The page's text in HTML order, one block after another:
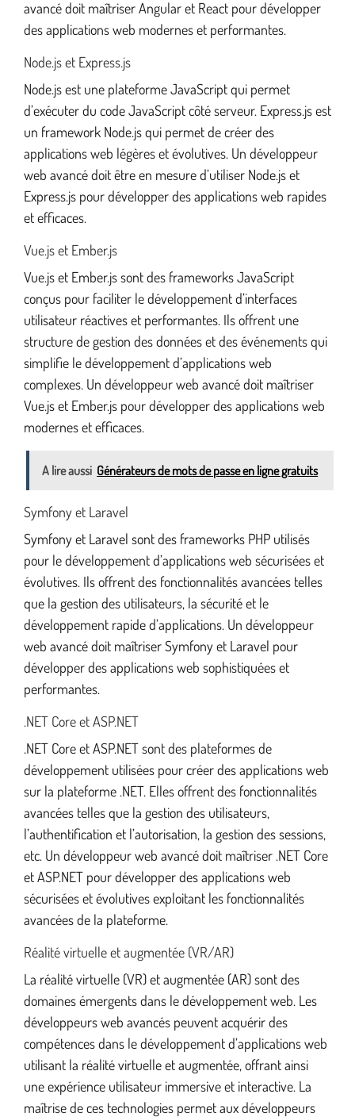
avancé doit maîtriser Angular et React pour développer
des applications web modernes et performantes.
Node.js et Express.js
Node.js est une plateforme JavaScript qui permet
d’exécuter du code JavaScript côté serveur. Express.js est
un framework Node.js qui permet de créer des
applications web légères et évolutives. Un développeur
web avancé doit être en mesure d’utiliser Node.js et
Express.js pour développer des applications web rapides
et efficaces.
Vue.js et Ember.js
Vue.js et Ember.js sont des frameworks JavaScript
conçus pour faciliter le développement d’interfaces
utilisateur réactives et performantes. Ils offrent une
structure de gestion des données et des événements qui
simplifie le développement d’applications web
complexes. Un développeur web avancé doit maîtriser
Vue.js et Ember.js pour développer des applications web
modernes et efficaces.
A lire aussi Générateurs de mots de passe en ligne gratuits
Symfony et Laravel
Symfony et Laravel sont des frameworks PHP utilisés
pour le développement d’applications web sécurisées et
évolutives. Ils offrent des fonctionnalités avancées telles
que la gestion des utilisateurs, la sécurité et le
développement rapide d’applications. Un développeur
web avancé doit maîtriser Symfony et Laravel pour
développer des applications web sophistiquées et
performantes.
.NET Core et ASP.NET
.NET Core et ASP.NET sont des plateformes de
développement utilisées pour créer des applications web
sur la plateforme .NET. Elles offrent des fonctionnalités
avancées telles que la gestion des utilisateurs,
l’authentification et l’autorisation, la gestion des sessions,
etc. Un développeur web avancé doit maîtriser .NET Core
et ASP.NET pour développer des applications web
sécurisées et évolutives exploitant les fonctionnalités
avancées de la plateforme.
Réalité virtuelle et augmentée (VR/AR)
La réalité virtuelle (VR) et augmentée (AR) sont des
domaines émergents dans le développement web. Les
développeurs web avancés peuvent acquérir des
compétences dans le développement d’applications web
utilisant la réalité virtuelle et augmentée, offrant ainsi
une expérience utilisateur immersive et interactive. La
maîtrise de ces technologies permet aux développeurs